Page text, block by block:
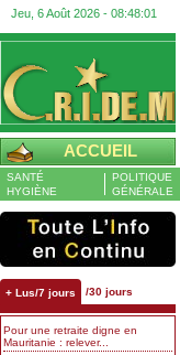
Jeu, 6 Août 2026 - 08:48:02
ACCUEIL
SANTÉ
HYGIÈNE
POLITIQUE
GÉNÉRALE
+ Lus/7 jours /30 jours
Pour une retraite digne en
Mauritanie : relever...